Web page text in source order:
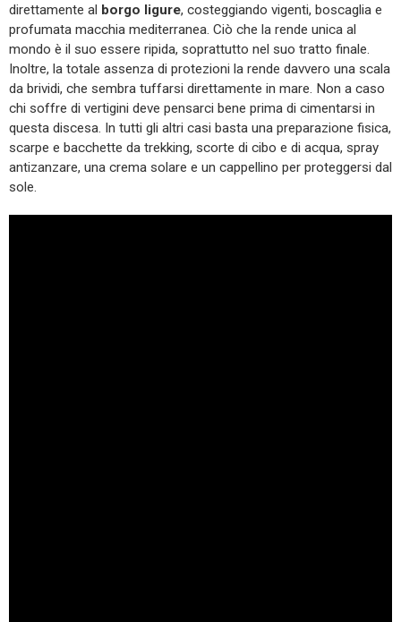
direttamente al borgo ligure, costeggiando vigenti, boscaglia e
profumata macchia mediterranea. Ciò che la rende unica al
mondo è il suo essere ripida, soprattutto nel suo tratto finale.
Inoltre, la totale assenza di protezioni la rende davvero una scala
da brividi, che sembra tuffarsi direttamente in mare. Non a caso
chi soffre di vertigini deve pensarci bene prima di cimentarsi in
questa discesa. In tutti gli altri casi basta una preparazione fisica,
scarpe e bacchette da trekking, scorte di cibo e di acqua, spray
antizanzare, una crema solare e un cappellino per proteggersi dal
sole.